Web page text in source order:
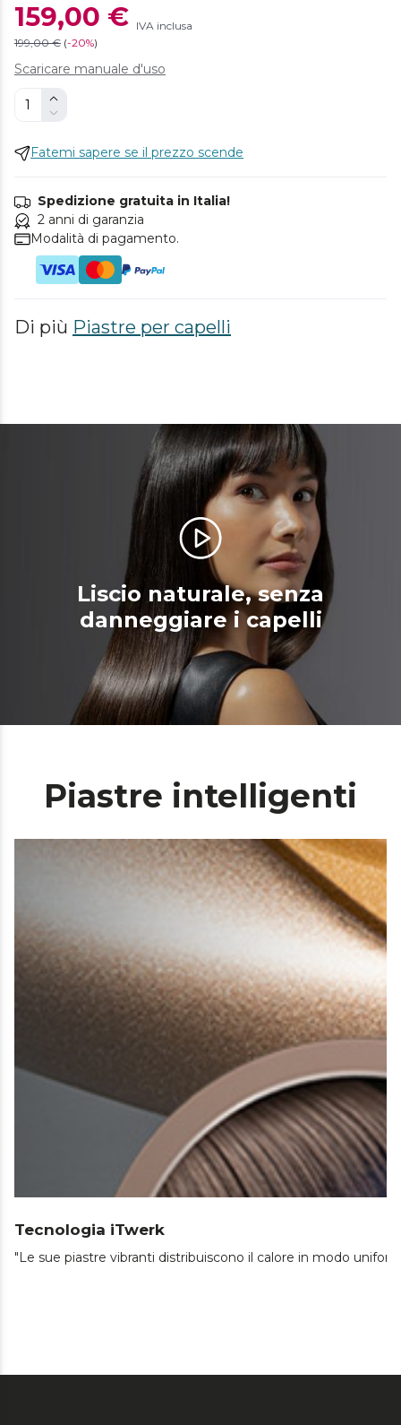
159,00 € IVA inclusa
199,00 € (-20%)
Scaricare manuale d'uso
Fatemi sapere se il prezzo scende
Spedizione gratuita in Italia!
2 anni di garanzia
Modalità di pagamento.
Di più Piastre per capelli
Liscio naturale, senza
danneggiare i capelli
Piastre intelligenti
Tecnologia iTwerk
"Le sue piastre vibranti distribuiscono il calore in modo